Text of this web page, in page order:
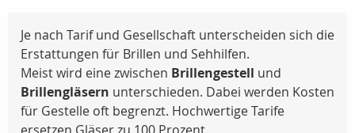
Je nach Tarif und Gesellschaft unterscheiden sich die
Erstattungen für Brillen und Sehhilfen.
Meist wird eine zwischen Brillengestell und
Brillengläsern unterschieden. Dabei werden Kosten
für Gestelle oft begrenzt. Hochwertige Tarife